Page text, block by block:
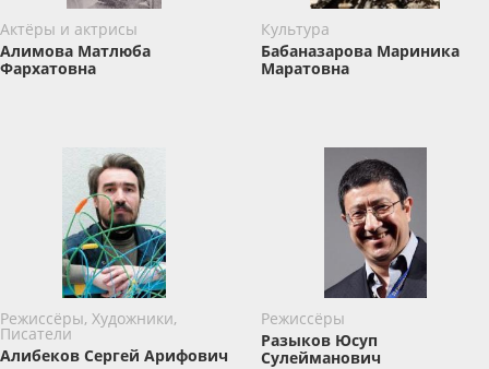
Актёры и актрисы
Алимова Матлюба
Фархатовна
Культура
Бабаназарова Мариника
Маратовна
Режиссёры, Художники,
Писатели
Алибеков Сергей Арифович
Режиссёры
Разыков Юсуп
Сулейманович